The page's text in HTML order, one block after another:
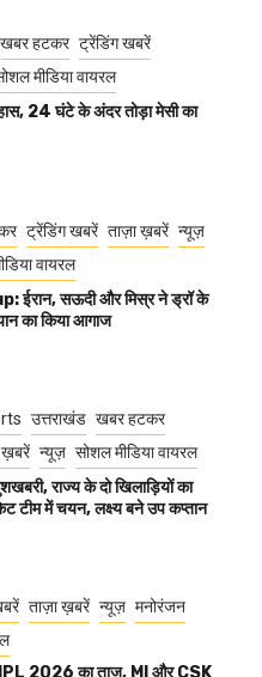
खबर हटकर ट्रेंडिंग खबरें
मीडिया वायरल
24 घंटे के अंदर तोड़ा मेसी का
ट्रेंडिंग खबरें ताज़ा ख़बरें न्यूज़
वायरल
ईरान, सऊदी और मिस्र ने ड्रॉ के
का किया आगाज
उत्तराखंड खबर हटकर
ख़बरें न्यूज़ सोशल मीडिया वायरल
राज्य के दो खिलाड़ियों का
टीम में चयन, लक्ष्य बने उप कप्तान
ताज़ा ख़बरें न्यूज़ मनोरंजन
IPL 2026 का ताज, MI और CSK